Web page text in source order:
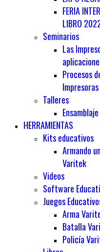
FERIA
LIBRO
Seminarios
Las
Procesos
Talleres
HERRAMIENTAS
Kits educativos
Armando
Varitek
Videos
Software
Juegos
Arma
Batalla
Policía